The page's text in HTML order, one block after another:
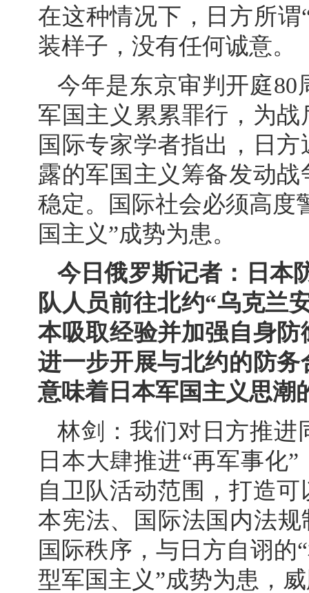
在这种情况下，日方所
装样子，没有任何诚意。
今年是东京审判开庭
军国主义累累罪行，为
国际专家学者指出，日
露的军国主义筹备发动
稳定。国际社会必须高度
国主义”成势为患。
今日俄罗斯记者：日本
队人员前往北约“乌克兰
本吸取经验并加强自身
进一步开展与北约的防
意味着日本军国主义思潮
林剑：我们对日方推进
日本大肆推进“再军事化
自卫队活动范围，打造
本宪法、国际法国内法
国际秩序，与日方自诩的
型军国主义”成势为患，